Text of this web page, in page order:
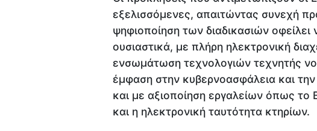
εξελισσόμενες, απαιτώντας συνεχή
ψηφιοποίηση των διαδικασιών
ουσιαστικά, με πλήρη ηλεκτρονική
ενσωμάτωση τεχνολογιών τεχνητής
έμφαση στην κυβερνοασφάλεια και
και με αξιοποίηση εργαλείων όπως
και η ηλεκτρονική ταυτότητα κτηρίων.